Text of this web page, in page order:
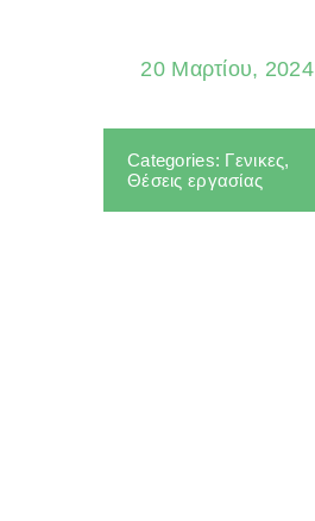
20 Μαρτίου, 2024
Categories: Γενικες,
Θέσεις εργασίας